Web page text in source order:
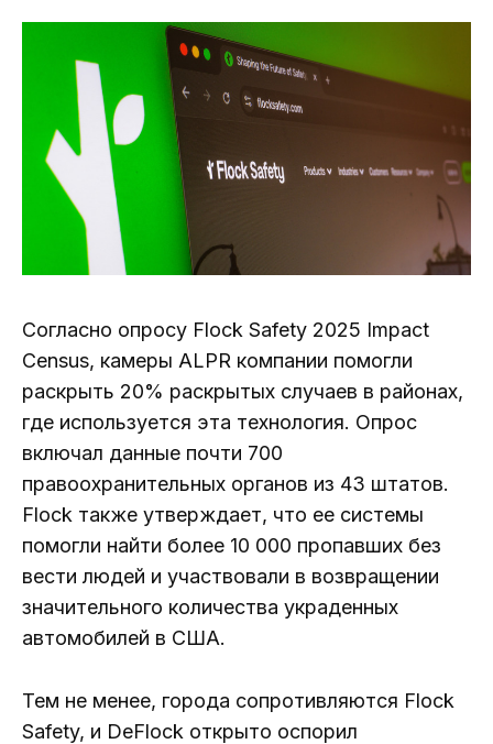
Согласно опросу Flock Safety 2025 Impact
Census, камеры ALPR компании помогли
раскрыть 20% раскрытых случаев в районах,
где используется эта технология. Опрос
включал данные почти 700
правоохранительных органов из 43 штатов.
Flock также утверждает, что ее системы
помогли найти более 10 000 пропавших без
вести людей и участвовали в возвращении
значительного количества украденных
автомобилей в США.
Тем не менее, города сопротивляются Flock
Safety, и DeFlock открыто оспорил